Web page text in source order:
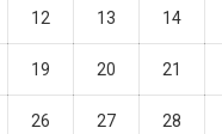
12 13 14
19 20 21
26 27 28